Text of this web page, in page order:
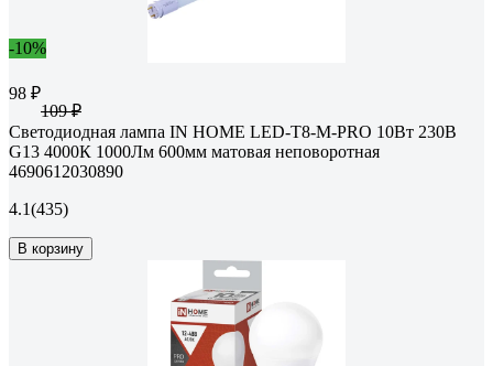
-10%
98 ₽
109 ₽
Светодиодная лампа IN HOME LED-T8-М-PRO 10Вт 230В
G13 4000К 1000Лм 600мм матовая неповоротная
4690612030890
4.1(435)
В корзину